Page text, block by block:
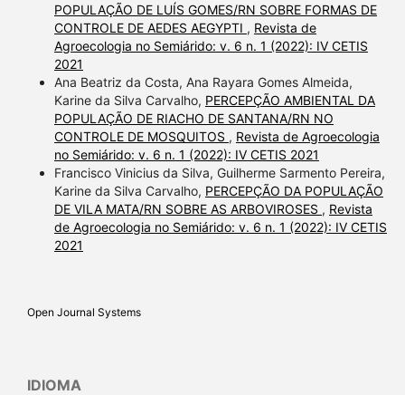
made.
POPULAÇÃO DE LUÍS GOMES/RN SOBRE FORMAS DE
CONTROLE DE AEDES AEGYPTI , Revista de
Agroecologia no Semiárido: v. 6 n. 1 (2022): IV CETIS
2021
Ana Beatriz da Costa, Ana Rayara Gomes Almeida,
Karine da Silva Carvalho, PERCEPÇÃO AMBIENTAL DA
POPULAÇÃO DE RIACHO DE SANTANA/RN NO
CONTROLE DE MOSQUITOS , Revista de Agroecologia
no Semiárido: v. 6 n. 1 (2022): IV CETIS 2021
Francisco Vinicius da Silva, Guilherme Sarmento Pereira,
Karine da Silva Carvalho, PERCEPÇÃO DA POPULAÇÃO
DE VILA MATA/RN SOBRE AS ARBOVIROSES , Revista
de Agroecologia no Semiárido: v. 6 n. 1 (2022): IV CETIS
2021
Open Journal Systems
IDIOMA